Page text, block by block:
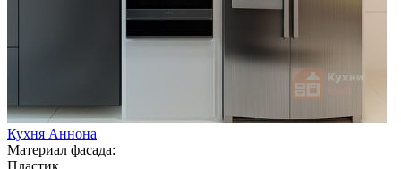
Кухня Аннона
Материал фасада:
Пластик